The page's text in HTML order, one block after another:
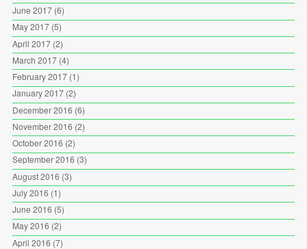
June 2017(6)
May 2017(5)
April 2017(2)
March 2017(4)
February 2017(1)
January 2017(2)
December 2016 (6)
November 2016 (2)
October 2016 (2)
September 2016 (3)
August 2016 (3)
July 2016 (1)
June 2016 (5)
May 2016 (2)
April 2016 (7)